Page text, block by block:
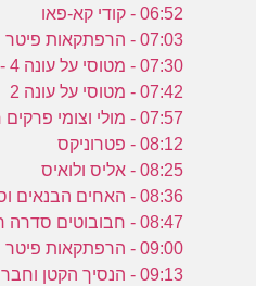
06:52 - קודי קא-פאו
07:03 - הרפתקאות פיטר הארנב- עונה 2
07:30 - מטוסי על עונה 4 - כוח טורבו
07:42 - מטוסי על עונה 2
07:57 - מולי וצומי פרקים חדשים!
08:12 - פטרוניקס
08:25 - אליס ולואיס
08:36 - האחים הבנאים וסדנת החלומות חדש!
08:47 - חבובוטים סדרה חדשה!
09:00 - הרפתקאות פיטר הארנב 2
09:13 - הנסיך הקטן וחברים!